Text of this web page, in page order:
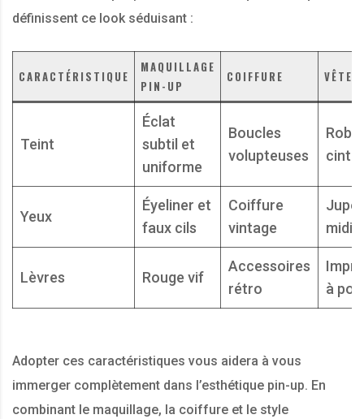
définissent ce look séduisant :
CARACTÉRISTIQUE
MAQUILLAGE
PIN-UP
COIFFURE
Teint
Éclat
subtil et
uniforme
Boucles
volupteuses
Yeux
Éyeliner et
faux cils
Coiffure
vintage
midi
Lèvres Rouge vif
Accessoires
rétro
à pois
Adopter ces caractéristiques vous aidera à vous
immerger complètement dans l’esthétique pin-up. En
combinant le maquillage, la coiffure et le style